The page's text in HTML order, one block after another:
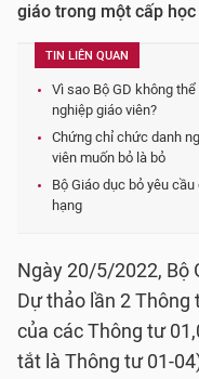
giáo trong một cấp
TIN LIÊN QUAN
Vì sao Bộ GD không
nghiệp giáo viên?
Chứng chỉ chức danh
viên muốn bỏ là bỏ
Bộ Giáo dục bỏ yêu
hạng
Ngày 20/5/2022, Bộ
Dự thảo lần 2 Thông
của các Thông tư
tắt là Thông tư 01-